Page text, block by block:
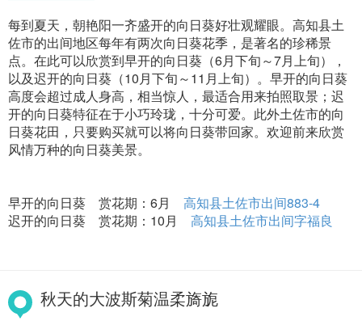
每到夏天，朝艳阳一齐盛开的向日葵好壮观耀眼。高知县土
佐市的出间地区每年有两次向日葵花季，是著名的珍稀景
点。在此可以欣赏到早开的向日葵（6月下旬～7月上旬），
以及迟开的向日葵（10月下旬～11月上旬）。早开的向日葵
高度会超过成人身高，相当惊人，最适合用来拍照取景；迟
开的向日葵特征在于小巧玲珑，十分可爱。此外土佐市的向
日葵花田，只要购买就可以将向日葵带回家。欢迎前来欣赏
风情万种的向日葵美景。
早开的向日葵 赏花期：6月 高知县土佐市出间883-4
迟开的向日葵 赏花期：10月 高知县土佐市出间字福良
秋天的大波斯菊温柔旖旎